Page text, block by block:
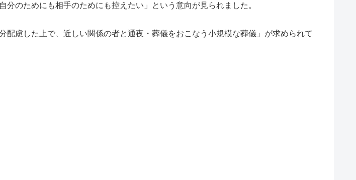
のためにも相手のためにも控えたい」という意向が見られました。
慮した上で、近しい関係の者と通夜・葬儀をおこなう小規模な葬儀」が求められて